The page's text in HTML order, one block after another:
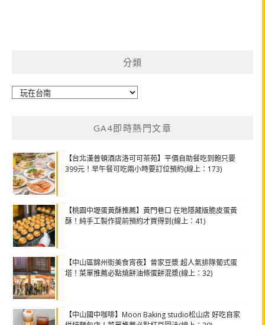
分類
GA4即時熱門文章
【台北漢普頓酒店洛可可茶苑】平價自助餐吃到飽只要
399元！早午餐可吃兩小時要訂位預約(線上：173)
【桃園中壢蛋黃酥推薦】黃門巷口 在地隱藏版脆皮蛋黃
酥！純手工製作提前預約才買得到(線上：41)
【中山區錦州街美食宵夜】曾家豆漿 超人氣排隊葡式蛋
塔！菜單推薦必點燒餅油條蛋餅混漿(線上：32)
【中山國中咖啡】Moon Baking studio松山店 好吃自家